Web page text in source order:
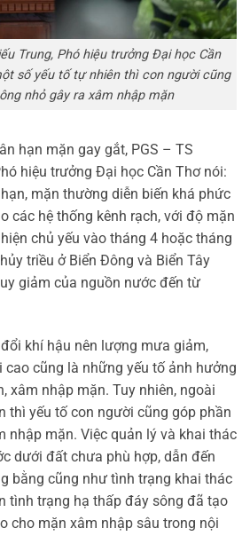
Trung, Phó hiệu trưởng Đại học Cần
số yếu tố tự nhiên thì con người cũng
nhỏ gây ra xâm nhập mặn
hạn mặn gay gắt, PGS – TS
hiệu trưởng Đại học Cần Thơ nói:
mặn thường diễn biến khá phức
các hệ thống kênh rạch, với độ mặn
chủ yếu vào tháng 4 hoặc tháng
triều ở Biển Đông và Biển Tây
giảm của nguồn nước đến từ
khí hậu nên lượng mưa giảm,
cũng là những yếu tố ảnh hưởng
xâm nhập mặn. Tuy nhiên, ngoài
thì yếu tố con người cũng góp phần
nhập mặn. Việc quản lý và khai thác
dưới đất chưa phù hợp, dẫn đến
bằng cũng như tình trạng khai thác
tình trạng hạ thấp đáy sông đã tạo
cho mặn xâm nhập sâu trong nội